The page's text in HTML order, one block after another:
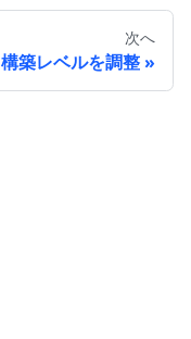
次へ
構築レベルを調整